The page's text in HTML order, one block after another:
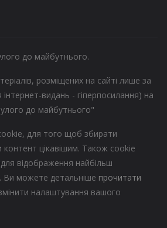
до майбутнього.
розміщених на сайті лише за
видань - гіперпосилання) на
до майбутнього"
для того щоб збирати
контент цікавішим. Також cookie
відображення найбільш
Ви можете детальніше прочитати
налаштування вашого